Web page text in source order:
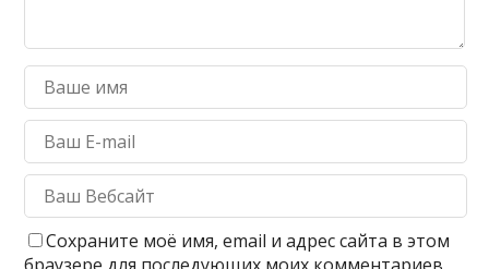
Сохраните моё имя, email и адрес сайта в этом